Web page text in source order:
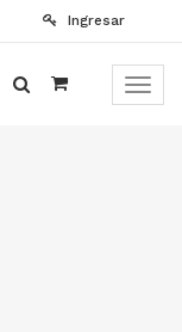
Ingresar
Menú